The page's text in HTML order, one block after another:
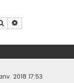
h
Rechercher
2018 17:53